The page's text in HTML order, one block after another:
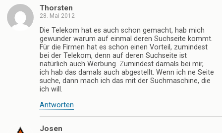
Thorsten
28. Mai 2012
Die Telekom hat es auch schon gemacht, hab mich
gewunder warum auf einmal deren Suchseite kommt.
Für die Firmen hat es schon einen Vorteil, zumindest
bei der Telekom, denn auf deren Suchseite ist
natürlich auch Werbung. Zumindest damals bei mir,
ich hab das damals auch abgestellt. Wenn ich ne Seite
suche, dann mach ich das mit der Suchmaschine, die
ich will.
Antworten
Josen